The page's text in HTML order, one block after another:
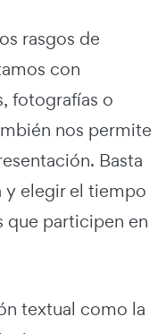
rasgos de
con
fotografías o
nos permite
Basta
y elegir el tiempo
que participen en
textual como la